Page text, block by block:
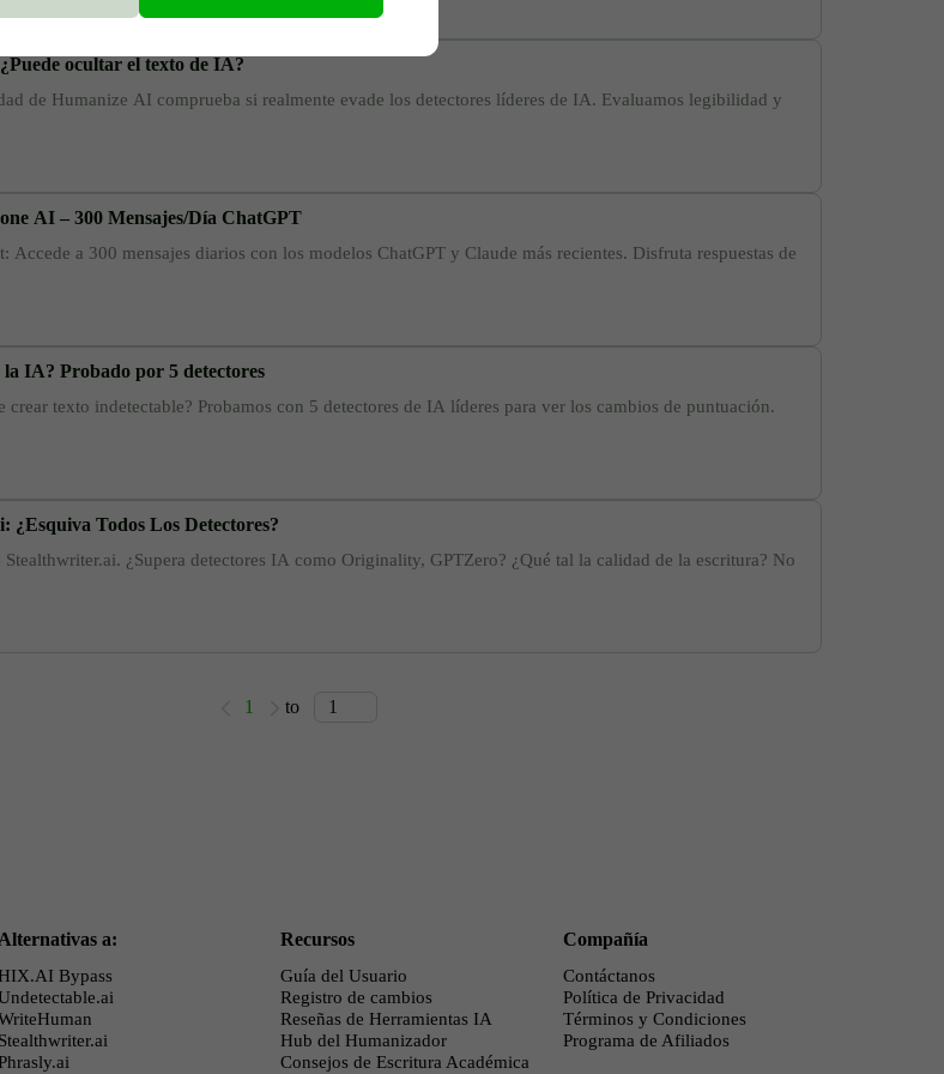
ocultar el texto de IA?
de Humanize AI comprueba si realmente evade los detectores líderes de IA. Evaluamos legibilidad y
AI – 300 Mensajes/Día ChatGPT
Accede a 300 mensajes diarios con los modelos ChatGPT y Claude más recientes. Disfruta respuestas de
IA? Probado por 5 detectores
crear texto indetectable? Probamos con 5 detectores de IA líderes para ver los cambios de puntuación.
¿Esquiva Todos Los Detectores?
¿Supera detectores IA como Originality, GPTZero? ¿Qué tal la calidad de la escritura? No
1 to
Alternativas a:
Bypass
Stealthwriter.ai
Recursos
Guía del Usuario
Registro de cambios
Reseñas de Herramientas IA
Hub del Humanizador
Consejos de Escritura Académica
Compañía
Contáctanos
Política de Privacidad
Términos y Condiciones
Programa de Afiliados